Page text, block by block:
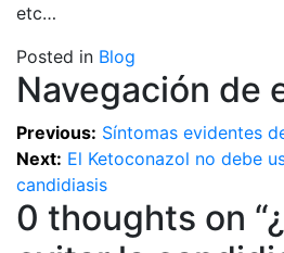
etc…
Posted in Blog
Navegación de
Previous: Síntomas evidentes
Next: El Ketoconazol no debe
candidiasis
0 thoughts on “